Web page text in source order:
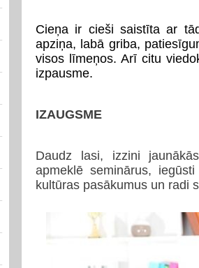
Cieņa ir cieši saistīta ar
apziņa, labā griba,
visos līmeņos. Arī citu
izpausme.
IZAUGSME
Daudz lasi, izzini
apmeklē seminārus,
kultūras pasākumus un radi